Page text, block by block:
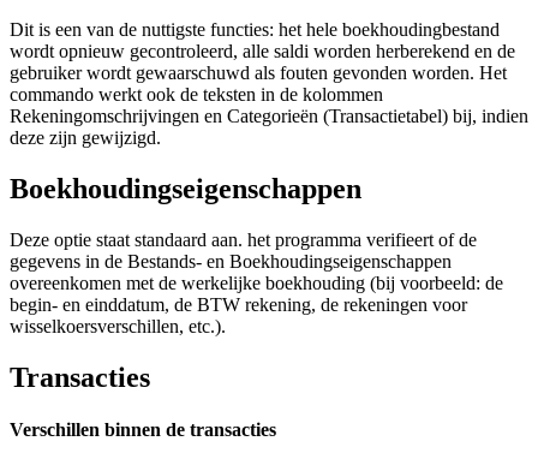
Dit is een van de nuttigste functies: het hele boekhoudingbestand
wordt opnieuw gecontroleerd, alle saldi worden herberekend en de
gebruiker wordt gewaarschuwd als fouten gevonden worden. Het
commando werkt ook de teksten in de kolommen
Rekeningomschrijvingen en Categorieën (Transactietabel) bij, indien
deze zijn gewijzigd.
Boekhoudingseigenschappen
Deze optie staat standaard aan. het programma verifieert of de
gegevens in de Bestands- en Boekhoudingseigenschappen
overeenkomen met de werkelijke boekhouding (bij voorbeeld: de
begin- en einddatum, de BTW rekening, de rekeningen voor
wisselkoersverschillen, etc.).
Transacties
Verschillen binnen de transacties